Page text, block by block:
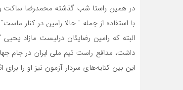
در همین راستا شب گذشته محمدرضا ساکت
با استفاده از جمله ” حالا رامین در کنار
این بین کنایه‌های سردار آزمون نیز او را